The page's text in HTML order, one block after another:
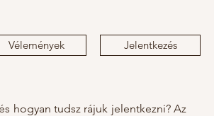
Vélemények Jelentkezés
hogyan tudsz rájuk jelentkezni? Az